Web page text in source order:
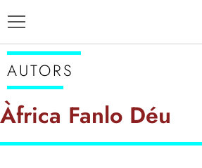
AUTORS
Àfrica Fanlo Déu